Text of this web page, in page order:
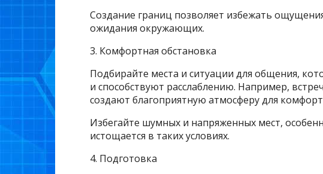
Создание границ позволяет избежать
ожидания окружающих.
3. Комфортная обстановка
Подбирайте места и ситуации для общения,
и способствуют расслаблению. Например,
создают благоприятную атмосферу для
Избегайте шумных и напряженных мест,
истощается в таких условиях.
4. Подготовка